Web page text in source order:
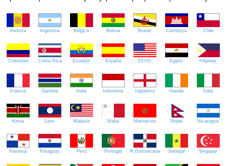
Andorra Argentina Bélgica Bolivia Brunei Camboya Chile
Colombia Costa Rica Ecuador España EEUU Egipto Filipinas
Francia Gambia India Indonesia Inglaterra Irlanda Italia
Kenia Laos Malasia Malta Marruecos Nepal Nicaragua
Panamá Paraguay Perú Portugal R.Dominicana Senegal Singapur